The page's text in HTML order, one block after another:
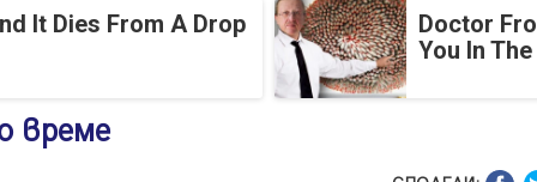
It Dies From A Drop
Doctor
You In
време